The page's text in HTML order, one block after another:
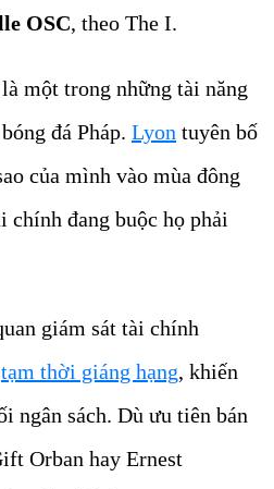
OSC, theo The I.
một trong những tài năng
đá Pháp. Lyon tuyên bố
của mình vào mùa đông
chính đang buộc họ phải
giám sát tài chính
tạm thời giáng hạng, khiến
ngân sách. Dù ưu tiên bán
Orban hay Ernest